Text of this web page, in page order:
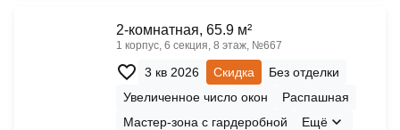
2-комнатная, 65.9 м²
1 корпус, 6 секция, 8 этаж, №667
3 кв 2026 Скидка
Без отделки
Увеличенное число окон
Распашная
Мастер-зона с гардеробной
Ещё